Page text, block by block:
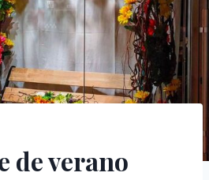
de verano